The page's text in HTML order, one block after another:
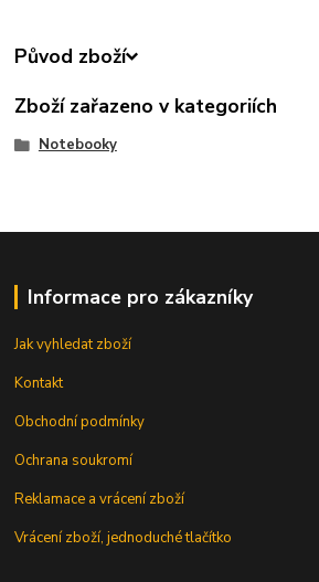
Původ zboží
Zboží zařazeno v kategoriích
Notebooky
Informace pro zákazníky
Jak vyhledat zboží
Kontakt
Obchodní podmínky
Ochrana soukromí
Reklamace a vrácení zboží
Vrácení zboží, jednoduché tlačítko